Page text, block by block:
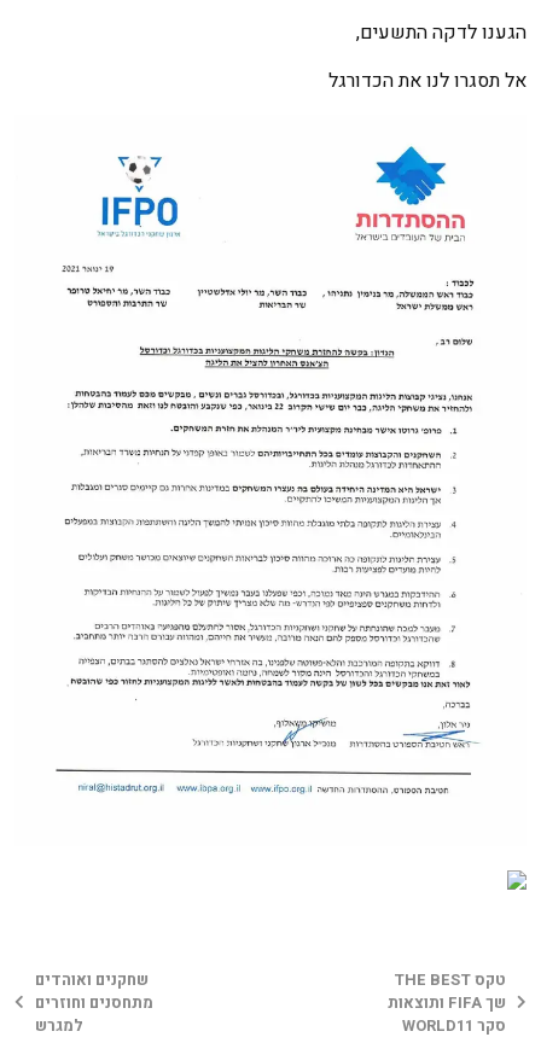
הגענו לדקה התשעים,
אל תסגרו לנו את הכדורגל
שחקנים ואוהדים
מתחסנים וחוזרים
למגרש
טקס THE BEST
שך FIFA ותוצאות
סקר WORLD11